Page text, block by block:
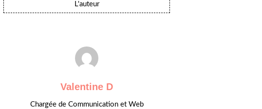
L'auteur
Valentine D
Chargée de Communication et Web